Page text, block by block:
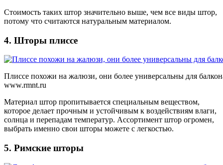
Стоимость таких штор значительно выше, чем все виды штор,
потому что считаются натуральным материалом.
4. Шторы плиссе
Плиссе похожи на жалюзи, они более универсальны для
www.rmnt.ru
Материал штор пропитывается специальным веществом,
которое делает прочным и устойчивым к воздействиям влаги,
солнца и перепадам температур. Ассортимент штор огромен,
выбрать именно свои шторы можете с легкостью.
5. Римские шторы